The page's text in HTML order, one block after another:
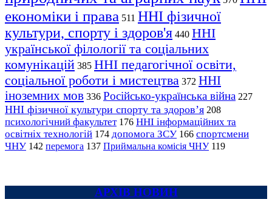
економіки і права 511 ННІ фізичної
культури, спорту і здоров'я 440 ННІ
української філології та соціальних
комунікацій 385 ННІ педагогічної освіти,
соціальної роботи і мистецтва 372 ННІ
іноземних мов 336 Російсько-українська війна 227
ННІ фізичної культури спорту та здоров’я 208
психологічний факультет 176 ННІ інформаційних та
освітніх технологій 174 допомога ЗСУ 166 спортсмени
ЧНУ 142 перемога 137 Приймальна комісія ЧНУ 119
АРХІВ НОВИН